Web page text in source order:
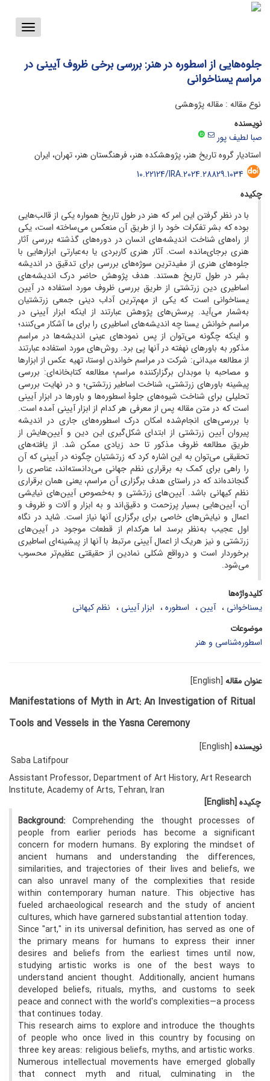
Toggle
جلوه‌هایی از اسطوره در هنر: بررسی برخی ظروف آیینی در
مراسم یسناخوانی
نوع مقاله : مقاله پژوهشی
نویسنده
صبا لطیف پور
استادیار گروه تاریخ هنر، پژوهشکده هنر، فرهنگستان هنر، تهران، ایران
10.22124/IRA.2024.28829.1034
چکیده
با در نظر گرفتن این امر که هنر در طول تاریخ همواره یکی از قالب‌هایی
بوده که بشر تفکرات خود را از طریق آن منعکس می‌ساخته است، یکی
از راه‌های شناخت اندیشه‌های انسان در دوره‌های گذشته بررسی آثار
هنری برجای‌مانده است. آثار هنری کاربردی یا به‌عبارتی ابزارهایی با
جلوه‌های هنری از مفیدترین سوژه‌های بررسی برای تدقیق در اندیشه
بشر در طول تاریخ هستند. هدف پژوهش حاضر درک اندیشه‌های
اساطیری دین زرتشتی از طریق بررسی ظروف مورد استفاده در آیین‌
یسناخوانی است که یکی از مهم‌ترین آداب دینی جمعی زرتشتیان
به‌شمار می‌آید. پرسش‌های پژوهش عبارتند از اینکه ابزار آیینی در
مراسم خوانش یسنا چه اندیشه‌های اساطیری را برای ما آشکار می‌کنند؛
و اینکه چگونه می‌توان از پس نمودهای عینی اندیشه‌ها در مراسم
مذکور به باورهای نهفته در آنها پی برد. روش‌های مورد استفاده عبارتند
از مطالعه میدانی: شرکت در مراسم خواندن اوستا، تهیه عکس از ابزارها
و مصاحبه با موبدان برگزارکننده مراسم؛ مطالعه کتابخانه‌ای: بررسی
پیشینه باورهای زرتشتی، شناخت اساطیر زرتشتی؛ و در نهایت بررسی
تحلیلی برای شناخت شیوه‌های جلوۀ اسطوره‌ها و باورها در ابزار آیینی
است که در متن مقاله پس از معرفی هر کدام از ابزار آیینی آمده است.
با بررسی‌های انجام‌شده امکان درک اسطوره‌های جاری در اندیشه
پیروان آیین زرتشتی از ابتدای شکل‌گیری این دین و آیین‌هایش از
طریق مطالعه ظروف مذکور تا حد زیادی ممکن شد. از یافته‌های
تحقیقی می‌توان به این اشاره کرد که زرتشتیان چگونه در آیینی که آن
را راهی برای کمک به برقراری نظم جهانی می‌دانسته‌اند، عناصری را
گنجانده‌اند که در راستای هدف برگزاری آن مراسم، یعنی همان برقراری
نظم کیهانی باشد. آیین‌های زرتشتی و به‌خصوص آیین‌های نیایشی
آن، آیین‌هایی بسیار پرزحمت و دقیق‌اند و به ابزار و آلات و ظروف و
اعمال و نیایش‌های خاصی برای برگزاری آنها نیاز است. شاید در نگاه
اول عجیب به‌نظر برسد اما هرکدام از قطعات موجود در آیین‌های
زرتشتی و نیز هریک از اعمال آیینی مرتبط با آنها از پیشینه‌ای اساطیری
برخوردار است و درواقع شکلی نمادین از حقیقتی عظیم‌تر محسوب
می‌شود.
کلیدواژه‌ها
یسناخوانی
آیین اسطوره ابزار آیینی
نظم کیهانی
موضوعات
اسطوره‌شناسی و هنر
عنوان مقاله [English]
Manifestations of Myth in Art: An Investigation of Ritual
Tools and Vessels in the Yasna Ceremony
نویسنده [English]
Saba Latifpour
Assistant Professor, Department of Art History, Art Research
Institute, Academy of Arts, Tehran, Iran
چکیده [English]
Background:Comprehending the thought processes of
people from earlier periods has become a significant
concern for modern humans. By exploring the mindset of
ancient humans and understanding the differences,
similarities, and trajectories of their lives and beliefs, we
can also unravel many of the complexities that reside
within contemporary human nature. This objective has
fueled archaeological research and the study of ancient
cultures, which have garnered substantial attention today.
Since "art," in its universal definition, has served as one of
the primary means for humans to express their inner
desires and beliefs from the earliest times until now,
studying artistic works is one of the best ways to
understand ancient thought. Additionally, ancient humans
developed beliefs, rituals, myths, and customs to seek
peace and connect with the world's complexities—a process
that continues today.
This research aims to explore and introduce the thoughts
of people who once lived in this country by focusing on
three key areas: religious beliefs, myths, and artistic works.
Numerous intellectual movements have emerged globally
that connect myth and ritual, culminating in the